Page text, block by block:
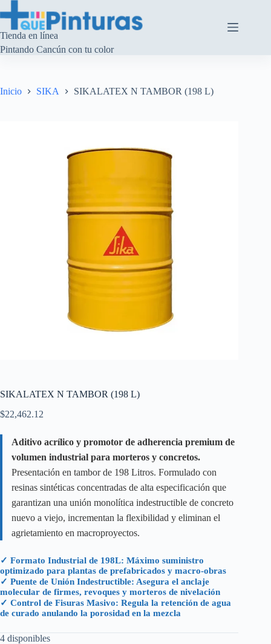
al
contenido
Tienda en línea
Pintando Cancún con tu color
Inicio SIKA SIKALATEX N TAMBOR (198 L)
SIKALATEX N TAMBOR (198 L)
$22,462.12
Aditivo acrílico y promotor de adherencia premium de
volumen industrial para morteros y concretos.
Presentación en tambor de 198 Litros. Formulado con
resinas sintéticas concentradas de alta especificación que
garantizan una unión monolítica indestructible de concreto
nuevo a viejo, incrementan la flexibilidad y eliminan el
agrietamiento en macroproyectos.
✓ Formato Industrial de 198L: Máximo suministro
optimizado para plantas de prefabricados y macro-obras
✓ Puente de Unión Indestructible: Asegura el anclaje
molecular de firmes, revoques y morteros de nivelación
✓ Control de Fisuras Masivo: Regula la retención de agua
de curado anulando la porosidad en la mezcla
4 disponibles